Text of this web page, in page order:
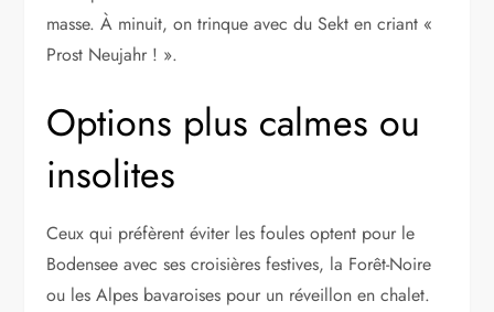
masse. À minuit, on trinque avec du Sekt en criant «
Prost Neujahr ! ».
Options plus calmes ou
insolites
Ceux qui préfèrent éviter les foules optent pour le
Bodensee avec ses croisières festives, la Forêt-Noire
ou les Alpes bavaroises pour un réveillon en chalet.